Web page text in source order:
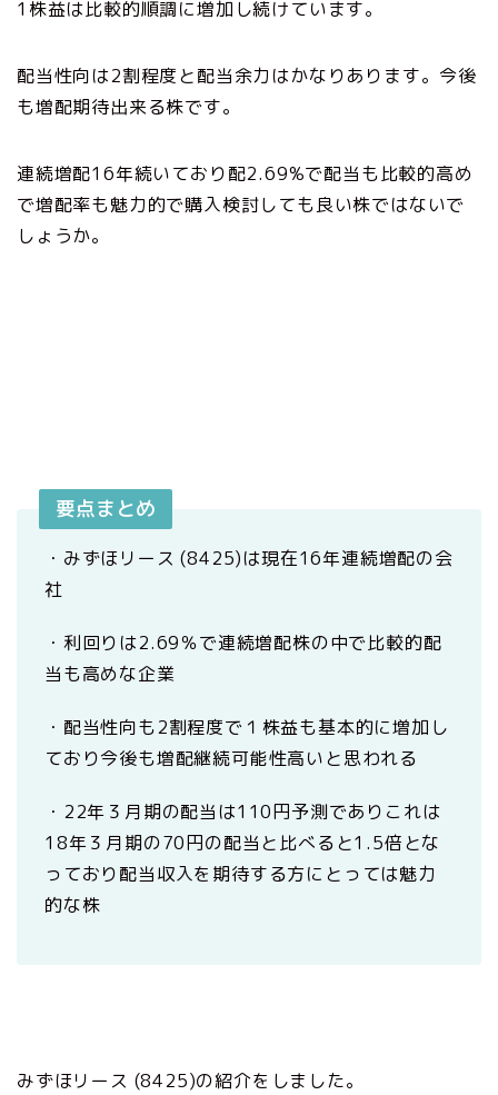
1株益は比較的順調に増加し続けています。
配当性向は2割程度と配当余力はかなりあります。今後
も増配期待出来る株です。
連続増配16年続いており配2.69%で配当も比較的高め
で増配率も魅力的で購入検討しても良い株ではないで
しょうか。
要点まとめ
・みずほリース (8425)は現在16年連続増配の会
社
・利回りは2.69％で連続増配株の中で比較的配
当も高めな企業
・配当性向も2割程度で１株益も基本的に増加し
ており今後も増配継続可能性高いと思われる
・22年３月期の配当は110円予測でありこれは
18年３月期の70円の配当と比べると1.5倍とな
っており配当収入を期待する方にとっては魅力
的な株
みずほリース (8425)の紹介をしました。